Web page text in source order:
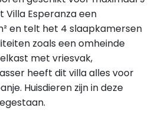
Villa Esperanza een
en telt het 4 slaapkamersen
zoals een omheinde
met vriesvak,
heeft dit villa alles voor
Huisdieren zijn in deze